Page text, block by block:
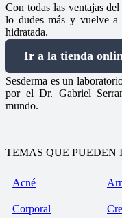
Con todas las ventajas
lo dudes más y vuelve a
hidratada.
Ir a la tienda
Sesderma es un
por el Dr. Gabriel
mundo.
TEMAS QUE PUEDEN
Acné
Corporal